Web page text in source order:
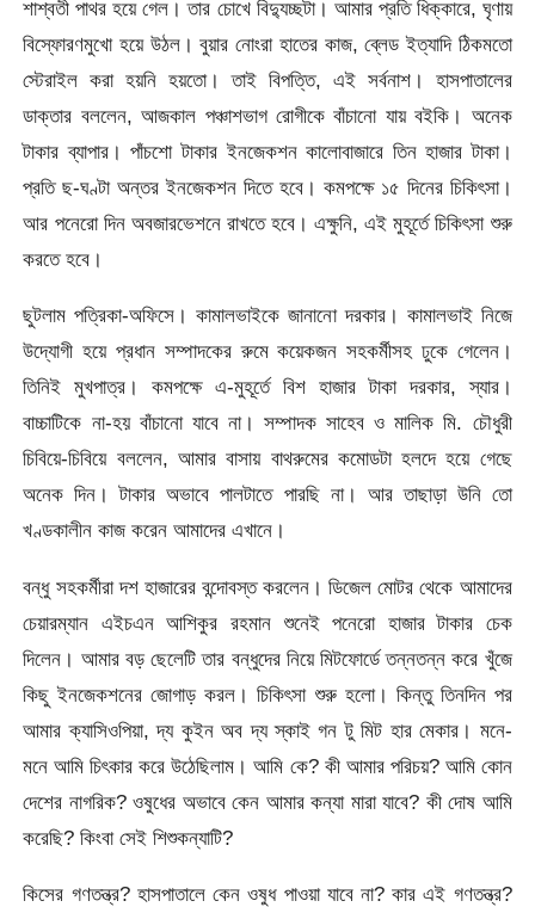
শাশ্বতী পাথর হয়ে গেল। তার চোখে বিদ্যুচ্ছটা। আমার প্রতি ধিক্কারে, ঘৃণায়
বিস্ফোরণমুখো হয়ে উঠল। বুয়ার নোংরা হাতের কাজ, ব্লেড ইত্যাদি ঠিকমতো
স্টেরাইল করা হয়নি হয়তো। তাই বিপত্তি, এই সর্বনাশ। হাসপাতালের
ডাক্তার বললেন, আজকাল পঞ্চাশভাগ রোগীকে বাঁচানো যায় বইকি। অনেক
টাকার ব্যাপার। পাঁচশো টাকার ইনজেকশন কালোবাজারে তিন হাজার টাকা।
প্রতি ছ-ঘণ্টা অন্তর ইনজেকশন দিতে হবে। কমপক্ষে ১৫ দিনের চিকিৎসা।
আর পনেরো দিন অবজারভেশনে রাখতে হবে। এক্ষুনি, এই মুহূর্তে চিকিৎসা শুরু
করতে হবে।
ছুটলাম পত্রিকা-অফিসে। কামালভাইকে জানানো দরকার। কামালভাই নিজে
উদ্যোগী হয়ে প্রধান সম্পাদকের রুমে কয়েকজন সহকর্মীসহ ঢুকে গেলেন।
তিনিই মুখপাত্র। কমপক্ষে এ-মুহূর্তে বিশ হাজার টাকা দরকার, স্যার।
বাচ্চাটিকে না-হয় বাঁচানো যাবে না। সম্পাদক সাহেব ও মালিক মি. চৌধুরী
চিবিয়ে-চিবিয়ে বললেন, আমার বাসায় বাথরুমের কমোডটা হলদে হয়ে গেছে
অনেক দিন। টাকার অভাবে পালটাতে পারছি না। আর তাছাড়া উনি তো
খণ্ডকালীন কাজ করেন আমাদের এখানে।
বন্ধু সহকর্মীরা দশ হাজারের বন্দোবস্ত করলেন। ডিজেল মোটর থেকে আমাদের
চেয়ারম্যান এইচএন আশিকুর রহমান শুনেই পনেরো হাজার টাকার চেক
দিলেন। আমার বড় ছেলেটি তার বন্ধুদের নিয়ে মিটফোর্ডে তন্নতন্ন করে খুঁজে
কিছু ইনজেকশনের জোগাড় করল। চিকিৎসা শুরু হলো। কিন্তু তিনদিন পর
আমার ক্যাসিওপিয়া, দ্য কুইন অব দ্য স্কাই গন টু মিট হার মেকার। মনে-
মনে আমি চিৎকার করে উঠেছিলাম। আমি কে? কী আমার পরিচয়? আমি কোন
দেশের নাগরিক? ওষুধের অভাবে কেন আমার কন্যা মারা যাবে? কী দোষ আমি
করেছি? কিংবা সেই শিশুকন্যাটি?
কিসের গণতন্ত্র? হাসপাতালে কেন ওষুধ পাওয়া যাবে না? কার এই গণতন্ত্র?